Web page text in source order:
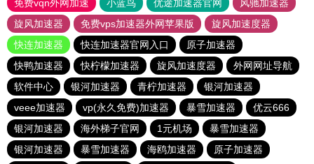
免费vqn外网加速
小蓝鸟 优途加速器官网
风驰加速器
旋风加速器
免费vps加速器外网苹果版
旋风加速度器
快连加速器
快连加速器官网入口
原子加速器
快鸭加速器
快柠檬加速器 旋风加速度器
外网网址导航
软件中心
银河加速器 青柠加速器
银河加速器
veee加速器
vp(永久免费)加速器 暴雪加速器
优云666
银河加速器
海外梯子官网 1元机场
暴雪加速器
银河加速器
暴雪加速器 海鸥加速器
原子加速器